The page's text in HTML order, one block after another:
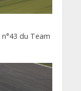
n°43 du Team